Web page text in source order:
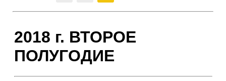
2018 г. ВТОРОЕ
ПОЛУГОДИЕ